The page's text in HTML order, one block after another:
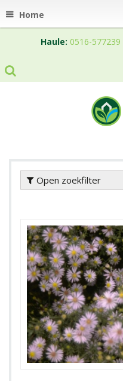
Home
Haule: 0516-577239
Open zoekfilter